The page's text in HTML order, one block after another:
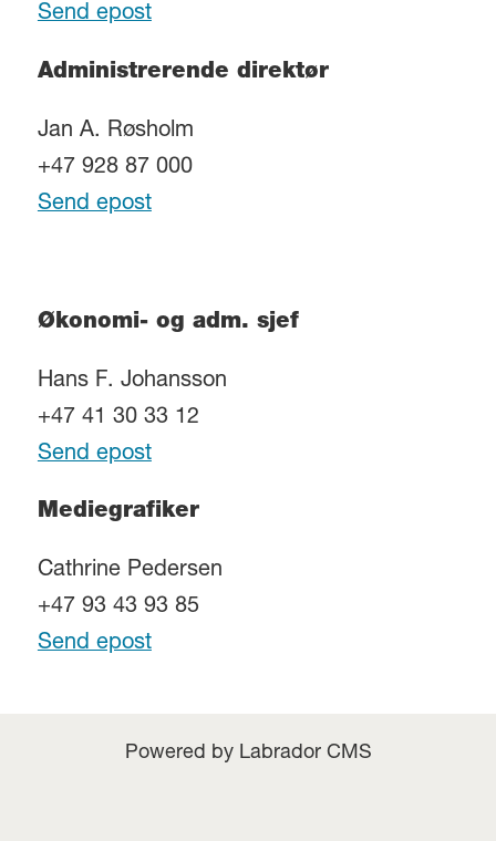
Send epost
Administrerende direktør
Jan A. Røsholm
+47 928 87 000
Send epost
Økonomi- og adm. sjef
Hans F. Johansson
+47 41 30 33 12
Send epost
Mediegrafiker
Cathrine Pedersen
+47 93 43 93 85
Send epost
Powered by Labrador CMS